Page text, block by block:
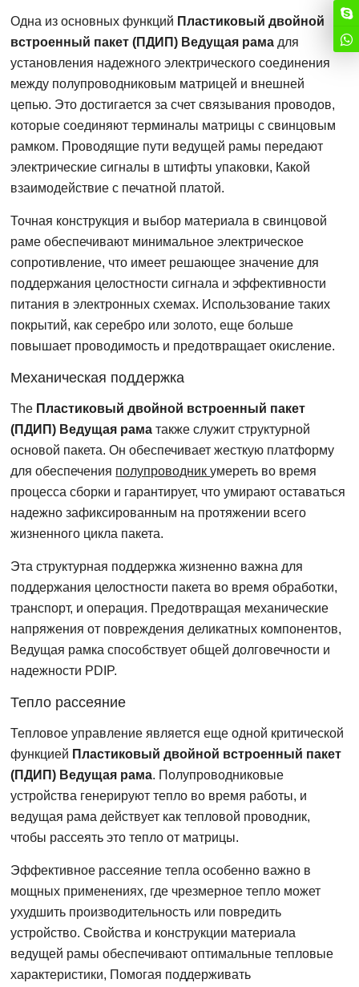
Одна из основных функций Пластиковый двойной
встроенный пакет (ПДИП) Ведущая рама для
установления надежного электрического соединения
между полупроводниковым матрицей и внешней
цепью. Это достигается за счет связывания проводов,
которые соединяют терминалы матрицы с свинцовым
рамком. Проводящие пути ведущей рамы передают
электрические сигналы в штифты упаковки, Какой
взаимодействие с печатной платой.
Точная конструкция и выбор материала в свинцовой
раме обеспечивают минимальное электрическое
сопротивление, что имеет решающее значение для
поддержания целостности сигнала и эффективности
питания в электронных схемах. Использование таких
покрытий, как серебро или золото, еще больше
повышает проводимость и предотвращает окисление.
Механическая поддержка
The Пластиковый двойной встроенный пакет
(ПДИП) Ведущая рама также служит структурной
основой пакета. Он обеспечивает жесткую платформу
для обеспечения полупроводникумереть во время
процесса сборки и гарантирует, что умирают оставаться
надежно зафиксированным на протяжении всего
жизненного цикла пакета.
Эта структурная поддержка жизненно важна для
поддержания целостности пакета во время обработки,
транспорт, и операция. Предотвращая механические
напряжения от повреждения деликатных компонентов,
Ведущая рамка способствует общей долговечности и
надежности PDIP.
Тепло рассеяние
Тепловое управление является еще одной критической
функцией Пластиковый двойной встроенный пакет
(ПДИП) Ведущая рама. Полупроводниковые
устройства генерируют тепло во время работы, и
ведущая рама действует как тепловой проводник,
чтобы рассеять это тепло от матрицы.
Эффективное рассеяние тепла особенно важно в
мощных применениях, где чрезмерное тепло может
ухудшить производительность или повредить
устройство. Свойства и конструкции материала
ведущей рамы обеспечивают оптимальные тепловые
характеристики, Помогая поддерживать